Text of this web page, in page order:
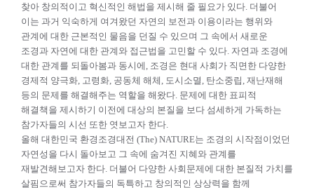
찾아 창의적이고 혁신적인 해법을 제시해 줄 필요가 있다 더불어
이는 과거 익숙하게 여겨왔던 자연의 보전과 이용이라는 행위와
관계에 대한 근본적인 물음을 던질 수 있으며 그 속에서 새로운
조경과 자연에 대한 관계와 접근법을 고민할 수 있다 자연과 조경에
대한 관계를 되돌아봄과 동시에 조경은 현대 사회가 직면한 다양한
경제적 양극화 고령화 공동체 해체 도시소멸 탄소중립 재난재해
등의 문제를 해결해주는 역할을 해왔다 문제에 대한 표피적
해결책을 제시하기 이전에 대상의 본질을 보다 섬세하게 가독하는
참가자들의 시선 또한 엿보고자 한다
올해 대한민국 환경조경대전 (The) NATURE는 조경의 시작점이었던
자연성을 다시 돌아보고 그 속에 숨겨진 지혜와 관계를
재발견해보고자 한다 더불어 다양한 사회문제에 대한 본질적 가치를
살핌으로써 참가자들의 독특하고 창의적인 상상력을 함께